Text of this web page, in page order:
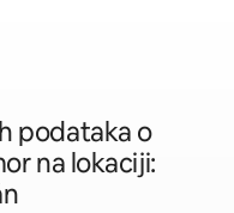
podataka o
na lokaciji: